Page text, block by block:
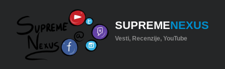
SUPREMENEXUS
Vesti, Recenzije, YouTube